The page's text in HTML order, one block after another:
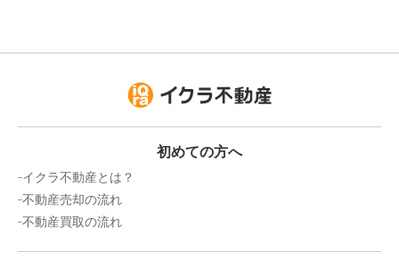
初めての方へ
イクラ不動産とは？
不動産売却の流れ
不動産買取の流れ